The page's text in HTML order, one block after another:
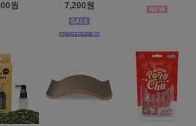
원
7,200원